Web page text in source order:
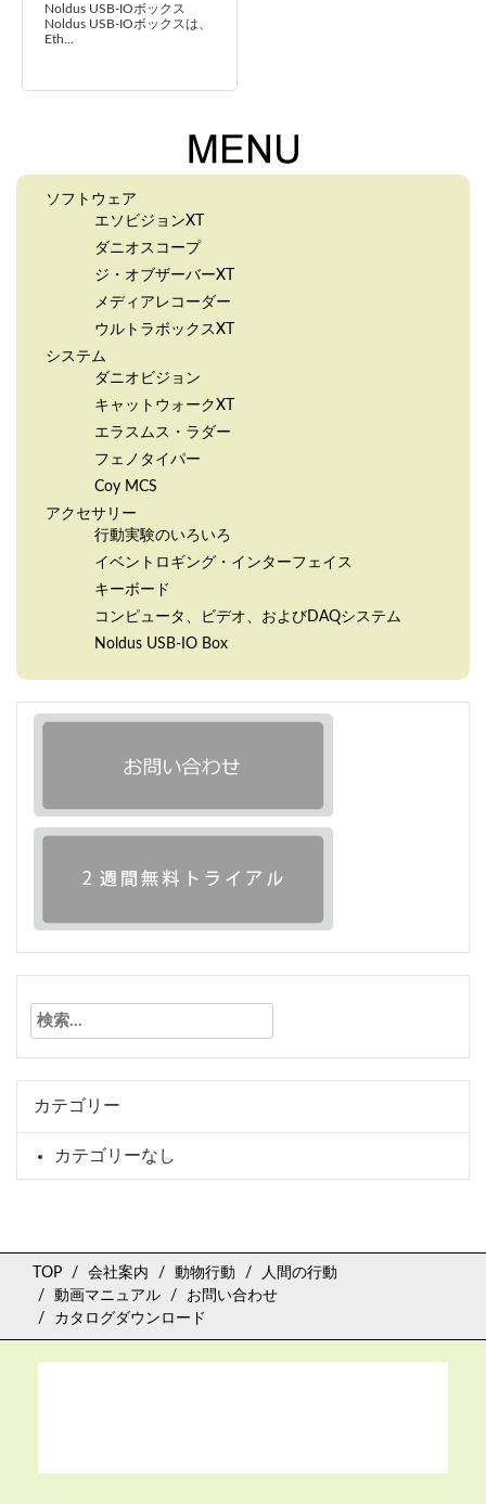
Noldus USB-IOボックス
Noldus USB-IOボックスは、
Eth...
ソフトウェア
エソビジョンXT
ダニオスコープ
ジ・オブザーバーXT
メディアレコーダー
ウルトラボックスXT
システム
ダニオビジョン
キャットウォークXT
エラスムス・ラダー
フェノタイパー
Coy MCS
アクセサリー
行動実験のいろいろ
イベントロギング・インターフェイス
キーボード
コンピュータ、ビデオ、およびDAQシステム
Noldus USB-IO Box
検
カテゴリー
カテゴリーなし
TOP 会社案内 動物行動
人間の行動
動画マニュアル
お問い合わせ
カタログダウンロード